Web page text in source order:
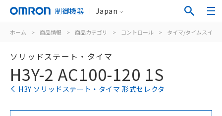
制御機器 Japan
ホーム > 商品情報 > 商品カテゴリ > コントロール > タイマ/タイムスイッ
ソリッドステート・タイマ
H3Y-2 AC100-120 1S
H3Y ソリッドステート・タイマ 形式セレクタ